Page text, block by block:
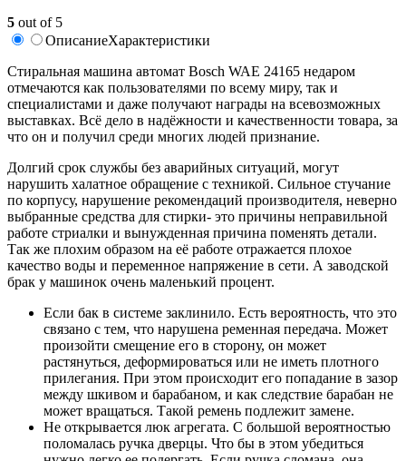
5 out of 5
ОписаниеХарактеристики
Cтиральная машина автомат Bosch WAE 24165 недаром
отмечаются как пользователями по всему миру, так и
специалистами и даже получают награды на всевозможных
выставках. Всё дело в надёжности и качественности товара, за
что он и получил среди многих людей признание.
Долгий срок службы без аварийных ситуаций, могут
нарушить халатное обращение с техникой. Сильное стучание
по корпусу, нарушение рекомендаций производителя, неверно
выбранные средства для стирки- это причины неправильной
работе стриалки и вынужденная причина поменять детали.
Так же плохим образом на её работе отражается плохое
качество воды и переменное напряжение в сети. А заводской
брак у машинок очень маленький процент.
Если бак в системе заклинило. Есть вероятность, что это
связано с тем, что нарушена ременная передача. Может
произойти смещение его в сторону, он может
растянуться, деформироваться или не иметь плотного
прилегания. При этом происходит его попадание в зазор
между шкивом и барабаном, и как следствие барабан не
может вращаться. Такой ремень подлежит замене.
Не открывается люк агрегата. С большой вероятностью
поломалась ручка дверцы. Что бы в этом убедиться